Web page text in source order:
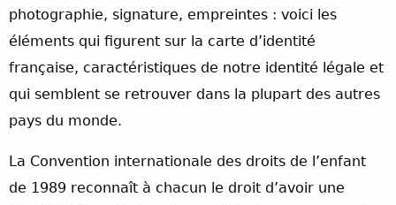
photographie, signature, empreintes : voici les
éléments qui figurent sur la carte d’identité
française, caractéristiques de notre identité légale et
qui semblent se retrouver dans la plupart des autres
pays du monde.
La Convention internationale des droits de l’enfant
de 1989 reconnaît à chacun le droit d’avoir une